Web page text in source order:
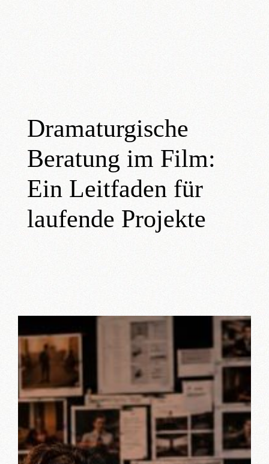
Dramaturgische
Beratung im Film:
Ein Leitfaden für
laufende Projekte